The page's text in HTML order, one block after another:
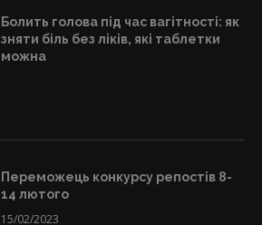
Болить голова під час вагітності: як
зняти біль без ліків, які таблетки
можна
Переможець конкурсу репостів 8-
14 лютого
15/02/2023